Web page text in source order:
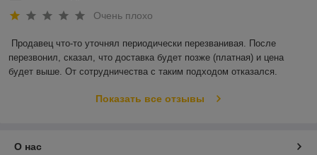
Очень плохо
Продавец что-то уточнял периодически перезванивая. После
перезвонил, сказал, что доставка будет позже (платная) и цена
будет выше. От сотрудничества с таким подходом отказался.
Показать все отзывы
О нас